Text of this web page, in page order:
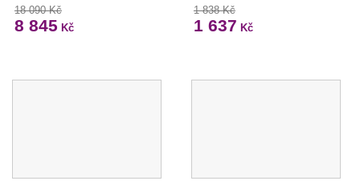
18 090 Kč
8 845 Kč
1 838 Kč
1 637 Kč